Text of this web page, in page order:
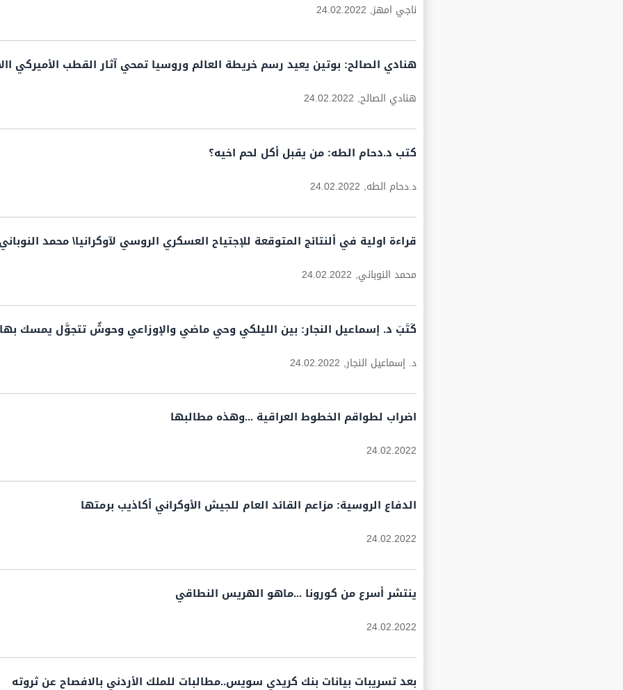
ناجي امهز, 24.02.2022
هنادي الصالح: بوتين يعيد رسم خريطة العالم وروسيا تمحي آثار القطب الأميركي
هنادي الصالح, 24.02.2022
كتب د.دحام الطه: من يقبل أكل لحم اخيه؟
د.دحام الطه, 24.02.2022
قراءة اولية في ألنتائج المتوقعة للإجتياح العسكري الروسي لآوكرانيا\ محمد النوباني
محمد النوباني, 24.02.2022
كَتَبَ د. إسماعيل النجار: بين الليلكي وحي ماضي والإوزاعي وحوشٌ تتجوَّل يمسك
د. إسماعيل النجار, 24.02.2022
اضراب لطواقم الخطوط العراقية ...وهذه مطالبها
24.02.2022
الدفاع الروسية: مزاعم القائد العام للجيش الأوكراني أكاذيب برمتها
24.02.2022
ينتشر أسرع من كورونا ...ماهو الهريس النطاقي
24.02.2022
بعد تسريبات بيانات بنك كريدي سويس..مطالبات للملك الأردني بالافصاح عن ثروته